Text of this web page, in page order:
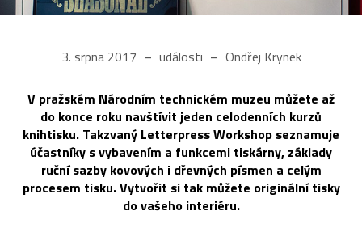
3. srpna 2017 události Ondřej Krynek
V pražském Národním technickém muzeu můžete až
do konce roku navštívit jeden celodenních kurzů
knihtisku. Takzvaný Letterpress Workshop seznamuje
účastníky s vybavením a funkcemi tiskárny, základy
ruční sazby kovových i dřevných písmen a celým
procesem tisku. Vytvořit si tak můžete originální tisky
do vašeho interiéru.